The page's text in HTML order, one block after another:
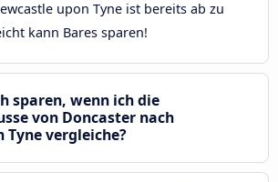
upon Tyne ist bereits ab zu
kann Bares sparen!
sparen, wenn ich die
von Doncaster nach
Tyne vergleiche?